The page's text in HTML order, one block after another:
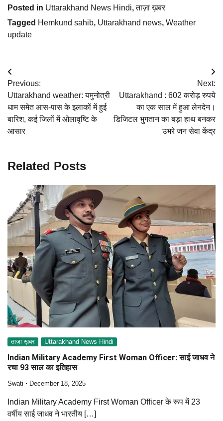
Posted in Uttarakhand News Hindi,ताज़ा ख़बर
Tagged Hemkund sahib, Uttarakhand news, Weather
update
Post
navigation
Previous:
Uttarakhand weather: यमुनोत्री
धाम समेत आस-पास के इलाकों में हुई
बारिश, कई जिलों में ओलावृष्टि के
आसार
Next:
Uttarakhand : 602 करोड़ रुपये
का एक साल में हुआ लेनदेन।
डिजिटल भुगतान का बड़ा हाथ बनकर
उभरे जन सेवा केंद्र
Related Posts
ताज़ा ख़बर Uttarakhand News Hindi
Indian Military Academy First Woman Officer: साई जाधव ने
रचा 93 साल का इतिहास
Swati December 18, 2025
Indian Military Academy First Woman Officer के रूप में 23
वर्षीय साई जाधव ने भारतीय […]